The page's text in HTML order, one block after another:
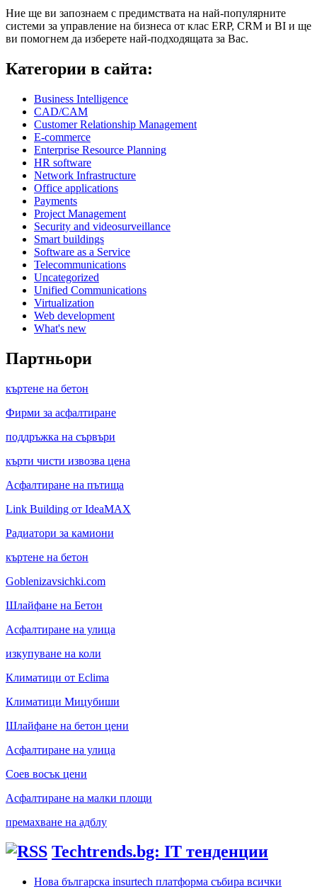
Ние ще ви запознаем с предимствата на най-популярните
системи за управление на бизнеса от клас ERP, CRM и BI и ще
ви помогнем да изберете най-подходящата за Вас.
Категории в сайта:
Business Intelligence
CAD/CAM
Customer Relationship Management
E-commerce
Enterprise Resource Planning
HR software
Network Infrastructure
Office applications
Payments
Project Management
Security and videosurveillance
Smart buildings
Software as a Service
Telecommunications
Uncategorized
Unified Communications
Virtualization
Web development
What's new
Партньори
къртене на бетон
Фирми за асфалтиране
поддръжка на сървъри
кърти чисти извозва цена
Асфалтиране на пътища
Link Building от IdeaMAX
Радиатори за камиони
къртене на бетон
Goblenizavsichki.com
Шлайфане на Бетон
Асфалтиране на улица
изкупуване на коли
Климатици от Eclima
Климатици Мицубиши
Шлайфане на бетон цени
Асфалтиране на улица
Соев восък цени
Асфалтиране на малки площи
премахване на адблу
Techtrends.bg: IT тенденции
Нова българска insurtech платформа събира всички